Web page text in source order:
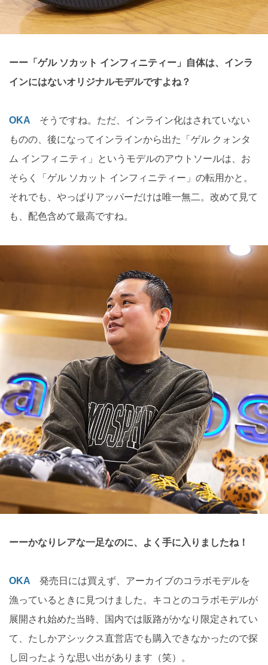
ーー「ゲル ソカット インフィニティー」自体は、インラ
インにはないオリジナルモデルですよね？
OKA そうですね。ただ、インライン化はされていない
ものの、後になってインラインから出た「ゲル クォンタ
ム インフィニティ」というモデルのアウトソールは、お
そらく「ゲル ソカット インフィニティー」の転用かと。
それでも、やっぱりアッパーだけは唯一無二。改めて見て
も、配色含めて最高ですね。
ーーかなりレアな一足なのに、よく手に入りましたね！
OKA 発売日には買えず、アーカイブのコラボモデルを
漁っているときに見つけました。キコとのコラボモデルが
展開され始めた当時、国内では販路がかなり限定されてい
て、たしかアシックス直営店でも購入できなかったので探
し回ったような思い出があります（笑）。